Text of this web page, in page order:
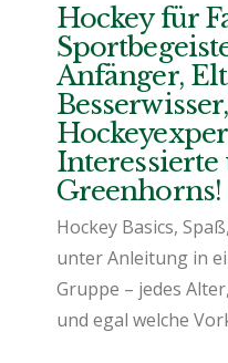
Hockey für
Anfänger,
Besserwisser,
Interessierte
Greenhorns!
Hockey Basics,
unter Anleitung in
Gruppe – jedes
und egal welche